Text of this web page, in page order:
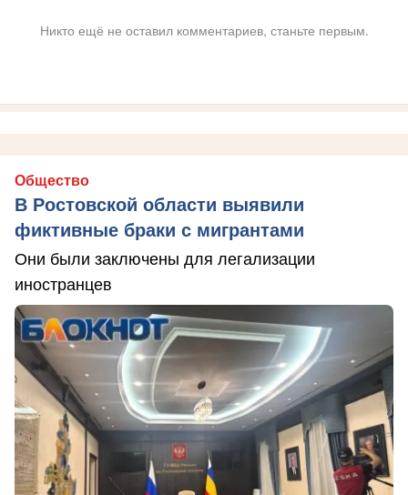
Никто ещё не оставил комментариев, станьте первым.
Общество
В Ростовской области выявили
фиктивные браки с мигрантами
Они были заключены для легализации
иностранцев